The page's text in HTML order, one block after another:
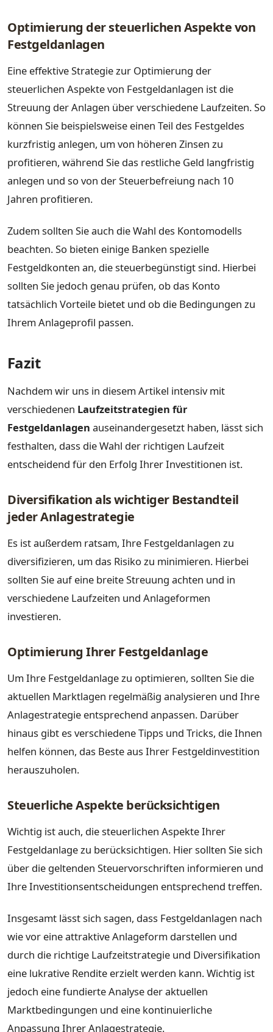
Optimierung der steuerlichen Aspekte von
Festgeldanlagen
Eine effektive Strategie zur Optimierung der
steuerlichen Aspekte von Festgeldanlagen ist die
Streuung der Anlagen über verschiedene Laufzeiten. So
können Sie beispielsweise einen Teil des Festgeldes
kurzfristig anlegen, um von höheren Zinsen zu
profitieren, während Sie das restliche Geld langfristig
anlegen und so von der Steuerbefreiung nach 10
Jahren profitieren.
Zudem sollten Sie auch die Wahl des Kontomodells
beachten. So bieten einige Banken spezielle
Festgeldkonten an, die steuerbegünstigt sind. Hierbei
sollten Sie jedoch genau prüfen, ob das Konto
tatsächlich Vorteile bietet und ob die Bedingungen zu
Ihrem Anlageprofil passen.
Fazit
Nachdem wir uns in diesem Artikel intensiv mit
verschiedenen Laufzeitstrategien für
Festgeldanlagen auseinandergesetzt haben, lässt sich
festhalten, dass die Wahl der richtigen Laufzeit
entscheidend für den Erfolg Ihrer Investitionen ist.
Diversifikation als wichtiger Bestandteil
jeder Anlagestrategie
Es ist außerdem ratsam, Ihre Festgeldanlagen zu
diversifizieren, um das Risiko zu minimieren. Hierbei
sollten Sie auf eine breite Streuung achten und in
verschiedene Laufzeiten und Anlageformen
investieren.
Optimierung Ihrer Festgeldanlage
Um Ihre Festgeldanlage zu optimieren, sollten Sie die
aktuellen Marktlagen regelmäßig analysieren und Ihre
Anlagestrategie entsprechend anpassen. Darüber
hinaus gibt es verschiedene Tipps und Tricks, die Ihnen
helfen können, das Beste aus Ihrer Festgeldinvestition
herauszuholen.
Steuerliche Aspekte berücksichtigen
Wichtig ist auch, die steuerlichen Aspekte Ihrer
Festgeldanlage zu berücksichtigen. Hier sollten Sie sich
über die geltenden Steuervorschriften informieren und
Ihre Investitionsentscheidungen entsprechend treffen.
Insgesamt lässt sich sagen, dass Festgeldanlagen nach
wie vor eine attraktive Anlageform darstellen und
durch die richtige Laufzeitstrategie und Diversifikation
eine lukrative Rendite erzielt werden kann. Wichtig ist
jedoch eine fundierte Analyse der aktuellen
Marktbedingungen und eine kontinuierliche
Anpassung Ihrer Anlagestrategie.